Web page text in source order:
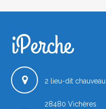
iPerche.fr
iPerche
2 lieu-dit chauveau
28480 Vichères